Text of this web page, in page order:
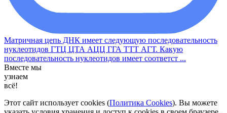
Матричная цепь ДНК имеет следующую последовательность
нуклеотидов ГТЦ ЦТА АЦЦ ГГА ТТТ АГТ. Какую
последовательность нуклеотидов имеет соответст ...
Вместе мы
узнаем
всё!
Этот сайт использует cookies (Политика Cookies). Вы можете